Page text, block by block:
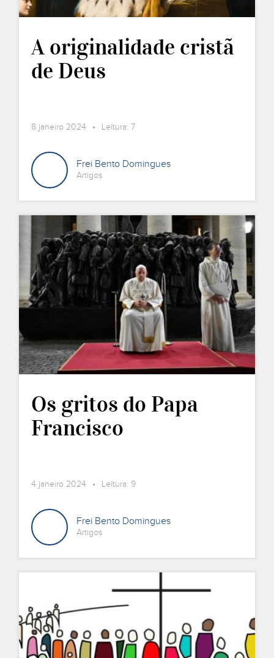
A originalidade cristã
de Deus
8 janeiro 2024 • Leitura: 7
Frei Bento Domingues
Artigos
Os gritos do Papa
Francisco
4 janeiro 2024 • Leitura: 9
Frei Bento Domingues
Artigos